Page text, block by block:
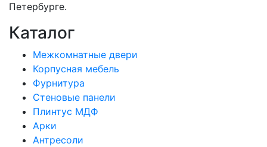
Петербурге.
Каталог
Межкомнатные двери
Корпусная мебель
Фурнитура
Стеновые панели
Плинтус МДФ
Арки
Антресоли